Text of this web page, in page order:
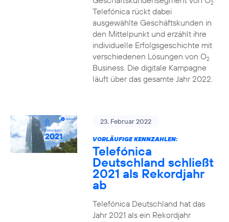
2
Telefónica rückt dabei
ausgewählte Geschäftskunden in
den Mittelpunkt und erzählt ihre
individuelle Erfolgsgeschichte mit
verschiedenen Lösungen von O2
Business. Die digitale Kampagne
läuft über das gesamte Jahr 2022.
23. Februar 2022
VORLÄUFIGE KENNZAHLEN:
Telefónica
Deutschland schließt
2021 als Rekordjahr
ab
Telefónica Deutschland hat das
Jahr 2021 als ein Rekordjahr